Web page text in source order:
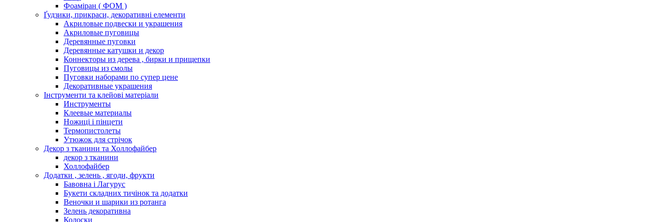
Фоаміран ( ФОМ )
Ґудзики, прикраси, декоративні елементи
Акриловые подвески и украшения
Акриловые пуговицы
Деревянные пуговки
Деревянные катушки и декор
Коннекторы из дерева , бирки и прищепки
Пуговицы из смолы
Пуговки наборами по супер цене
Декоративные украшения
Інструменти та клейові матеріали
Инструменты
Клеевые материалы
Ножиці і пінцети
Термопистолеты
Утюжок для стрічок
Декор з тканини та Холлофайбер
декор з тканини
Холлофайбер
Додатки , зелень , ягоди, фрукти
Бавовна і Лагурус
Букети складних тичінок та додатки
Веночки и шарики из ротанга
Зелень декоративна
Колоски